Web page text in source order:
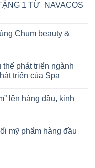
1 TỪ NAVACOS
Chum beauty &
phát triển ngành
triển của Spa
lên hàng đầu, kinh
mỹ phẩm hàng đầu